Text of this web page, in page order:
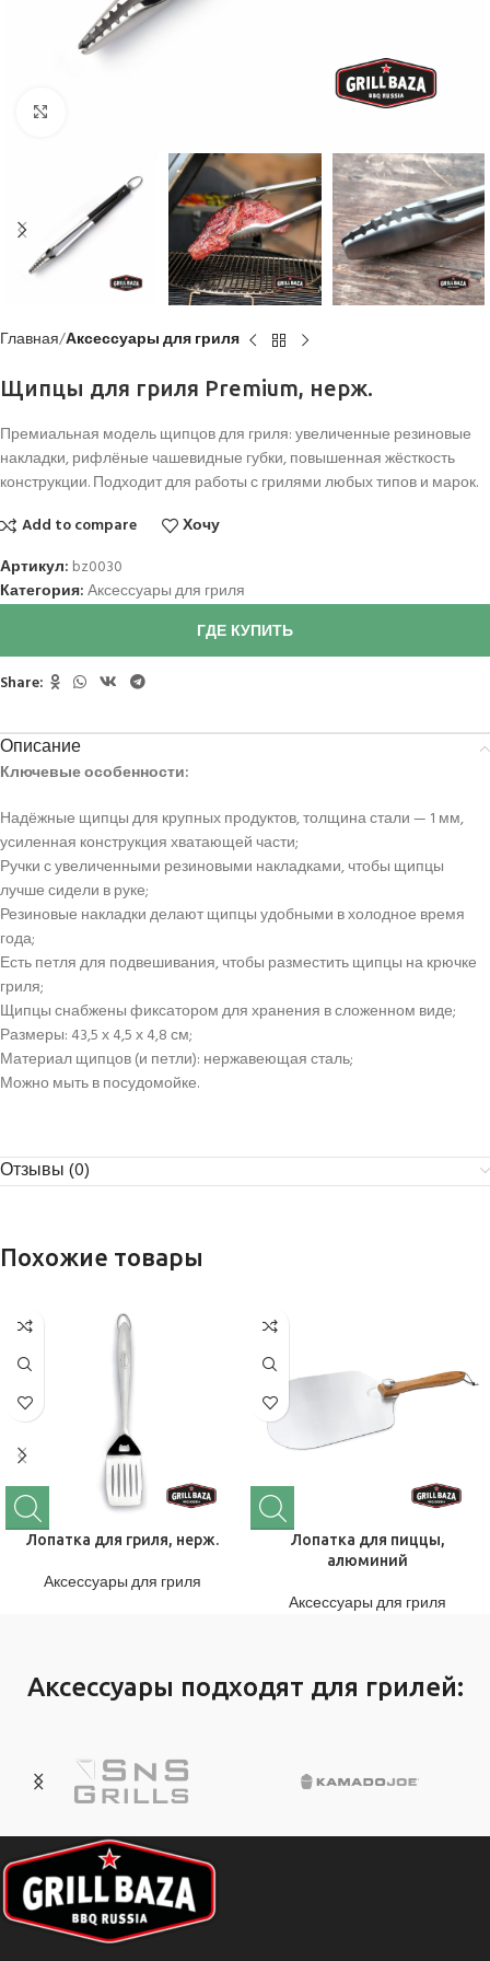
Главная Аксессуары для гриля
Щипцы для гриля Premium, нерж.
Премиальная модель щипцов для гриля: увеличенные резиновые
накладки, рифлёные чашевидные губки, повышенная жёсткость
конструкции. Подходит для работы с грилями любых типов и марок.
Add to compare
Хочу
Артикул: bz0030
Категория:Аксессуары для гриля
ГДЕ КУПИТЬ
Share:
Описание
Ключевые особенности:
Надёжные щипцы для крупных продуктов, толщина стали — 1 мм,
усиленная конструкция хватающей части;
Ручки с увеличенными резиновыми накладками, чтобы щипцы
лучше сидели в руке;
Резиновые накладки делают щипцы удобными в холодное время
года;
Есть петля для подвешивания, чтобы разместить щипцы на крючке
гриля;
Щипцы снабжены фиксатором для хранения в сложенном виде;
Размеры: 43,5 х 4,5 х 4,8 см;
Материал щипцов (и петли): нержавеющая сталь;
Можно мыть в посудомойке.
Отзывы (0)
Похожие товары
Лопатка для гриля, нерж.
Аксессуары для гриля
Лопатка для пиццы,
алюминий
Аксессуары для гриля
Аксессуары подходят для грилей: